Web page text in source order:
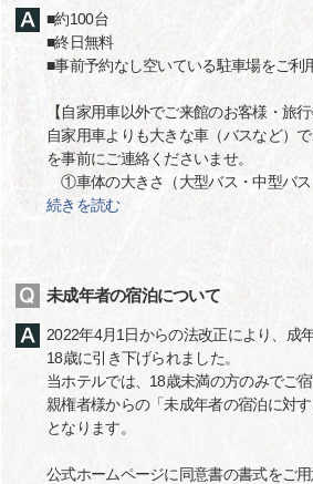
■約100台
■終日無料
■事前予約なし空いている駐車場をご利
【自家用車以外でご来館のお客様・旅行
自家用車よりも大きな車（バスなど）
を事前にご連絡くださいませ。
①車体の大きさ（大型バス・中型バス
続きを読む
未成年者の宿泊について
2022年4月1日からの法改正により、成
18歳に引き下げられました。
当ホテルでは、18歳未満の方のみでご宿
親権者様からの「未成年者の宿泊に対
となります。
公式ホームページに同意書の書式をご